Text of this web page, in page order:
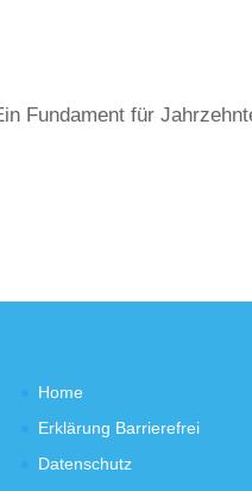
Fundament für
Home
Erklärung Barrierefrei
Datenschutz